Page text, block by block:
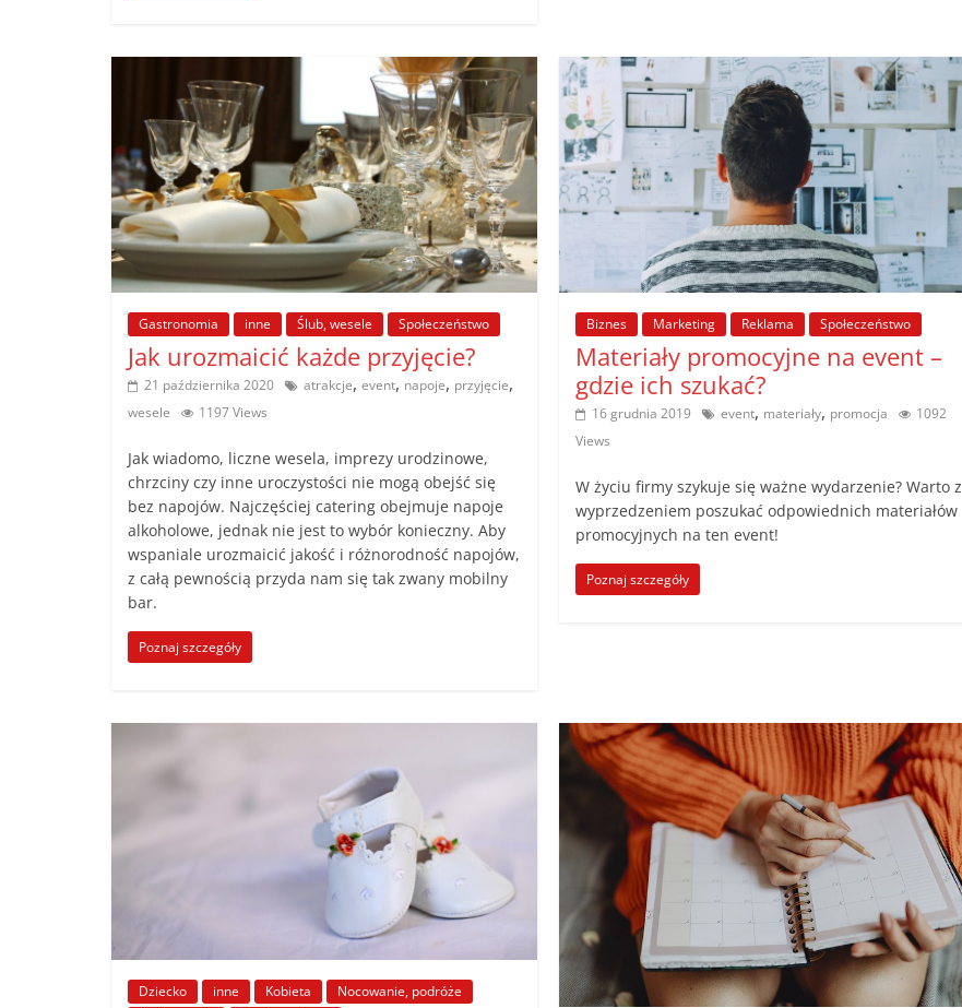
Gastronomia inne Ślub, wesele Społeczeństwo
Jak urozmaicić każde przyjęcie?
21 października 2020 atrakcje, event, napoje, przyjęcie,
wesele 1197 Views
Jak wiadomo, liczne wesela, imprezy urodzinowe,
chrzciny czy inne uroczystości nie mogą obejść się
bez napojów. Najczęściej catering obejmuje napoje
alkoholowe, jednak nie jest to wybór konieczny. Aby
wspaniale urozmaicić jakość i różnorodność napojów,
z całą pewnością przyda nam się tak zwany mobilny
bar.
Poznaj szczegóły
Biznes Marketing Reklama Społeczeństwo
Materiały promocyjne na event –
gdzie ich szukać?
16 grudnia 2019 event, materiały, promocja
1092
Views
W życiu firmy szykuje się ważne wydarzenie? Warto z
wyprzedzeniem poszukać odpowiednich materiałów
promocyjnych na ten event!
Poznaj szczegóły
Dziecko inne Kobieta
Nocowanie, podróże